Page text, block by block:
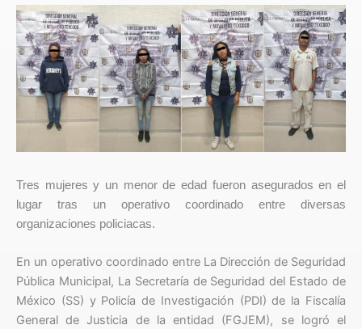
Tres mujeres y un menor de edad fueron asegurados en el
lugar tras un operativo coordinado entre diversas
organizaciones policiacas.
En un operativo coordinado entre La Dirección de Seguridad
Pública Municipal, La Secretaría de Seguridad del Estado de
México (SS) y Policía de Investigación (PDI) de la Fiscalía
General de Justicia de la entidad (FGJEM), se logró el